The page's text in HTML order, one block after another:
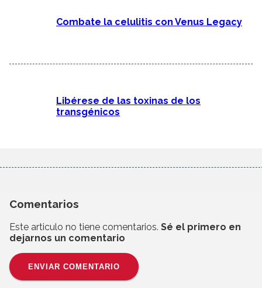
Combate la celulitis con Venus Legacy
Libérese de las toxinas de los
transgénicos
Comentarios
Este articulo no tiene comentarios. Sé el primero en
dejarnos un comentario
ENVIAR COMENTARIO